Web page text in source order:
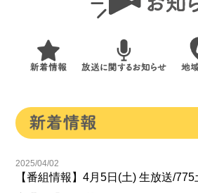
2025/04/02
【番組情報】4月5日(土) 生放送/